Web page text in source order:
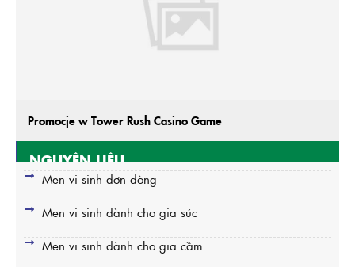
Promocje w Tower Rush Casino Game
NGUYÊN LIỆU
Men vi sinh đơn dòng
Men vi sinh dành cho gia súc
Men vi sinh dành cho gia cầm